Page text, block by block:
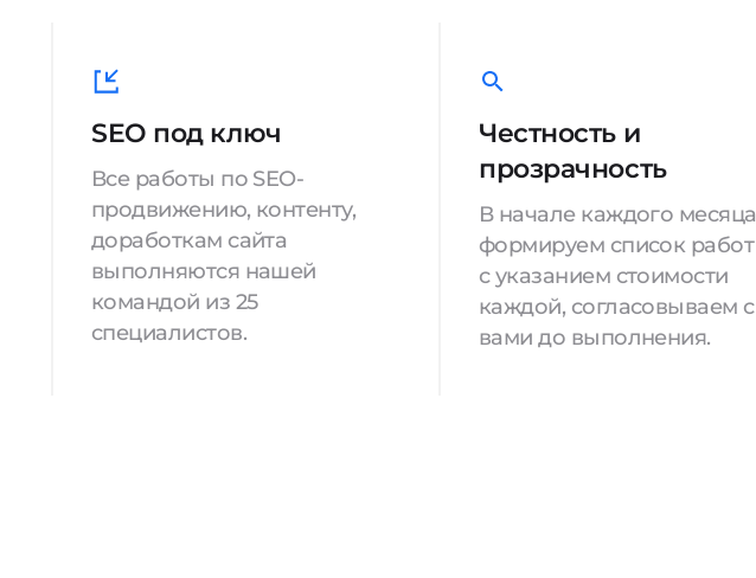
SEO под ключ
Все работы по SEO-
продвижению, контенту,
доработкам сайта
выполняются нашей
командой из 25
специалистов.
Честность и
прозрачность
В начале каждого месяца
формируем список работ
с указанием стоимости
каждой, согласовываем с
вами до выполнения.